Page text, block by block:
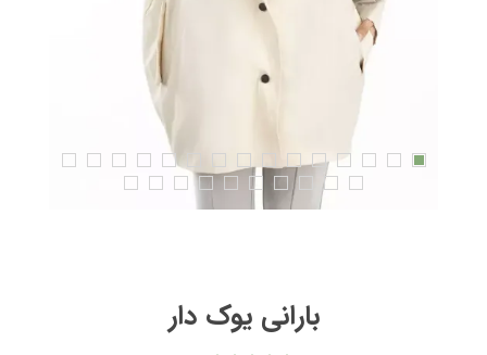
بارانی يوک دار